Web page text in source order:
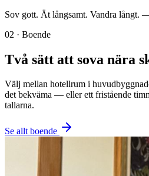
Sov gott. Ät långsamt. Vandra långt.
02 · Boende
Två sätt att sova nära
Välj mellan hotellrum i
det bekväma — eller ett fristående
tallarna.
Se allt boende